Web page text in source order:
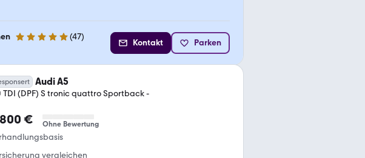
4.8 Sterne (47)
Kontakt Parken
Audi A5
TDI (DPF) S tronic quattro Sportback -
€ Ohne Bewertung
vergleichen